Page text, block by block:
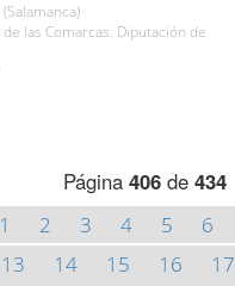
de las Comarcas. Diputación de
Página 406de 434
1 2 3 4 5 6
13 14 15 16 17